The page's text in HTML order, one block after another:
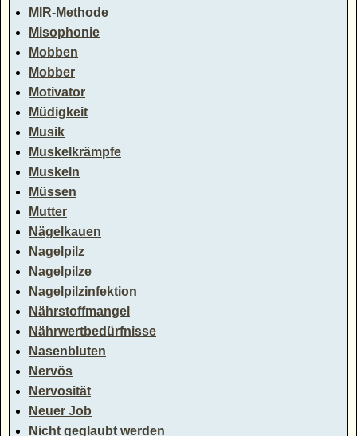
MIR-Methode
Misophonie
Mobben
Mobber
Motivator
Müdigkeit
Musik
Muskelkrämpfe
Muskeln
Müssen
Mutter
Nägelkauen
Nagelpilz
Nagelpilze
Nagelpilzinfektion
Nährstoffmangel
Nährwertbedürfnisse
Nasenbluten
Nervös
Nervosität
Neuer Job
Nicht geglaubt werden